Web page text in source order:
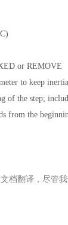
or REMOVE
to keep
of the step;
from the
档翻译，尽管